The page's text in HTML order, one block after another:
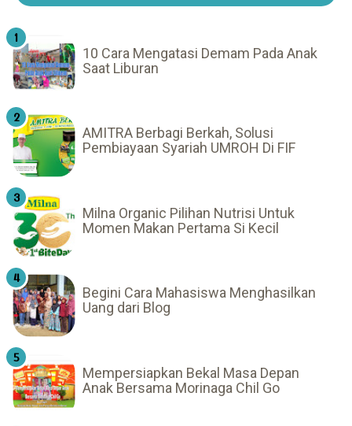
10 Cara Mengatasi Demam Pada Anak
Saat Liburan
AMITRA Berbagi Berkah, Solusi
Pembiayaan Syariah UMROH Di FIF
Milna Organic Pilihan Nutrisi Untuk
Momen Makan Pertama Si Kecil
Begini Cara Mahasiswa Menghasilkan
Uang dari Blog
Mempersiapkan Bekal Masa Depan
Anak Bersama Morinaga Chil Go